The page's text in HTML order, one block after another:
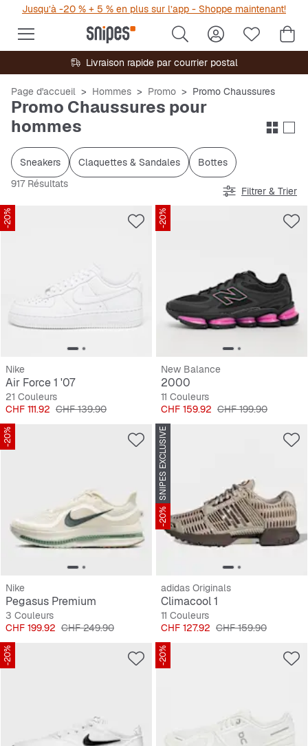
Jusqu’à -20 % + 5 % en plus sur l’app - Shoppe maintenant!
Livraison rapide par courrier postal
Page d'accueil Hommes Promo Promo Chaussures
Promo Chaussures pour
hommes
Sneakers Claquettes & Sandales
Bottes
917 Résultats
Filtrer & Trier
-20%
Nike
Air Force 1 '07
21 Couleurs
Prix
CHF 111.92 Prix original
CHF 139.90
-20%
New Balance
2000
11 Couleurs
Prix
CHF 159.92 Prix original
CHF 199.90
-20%
Nike
Pegasus Premium
3 Couleurs
Prix
CHF 199.92 Prix original
CHF 249.90
SNIPES EXCLUSIVE
-20%
adidas Originals
Climacool 1
11 Couleurs
Prix
CHF 127.92 Prix original
CHF 159.90
-20% -20%